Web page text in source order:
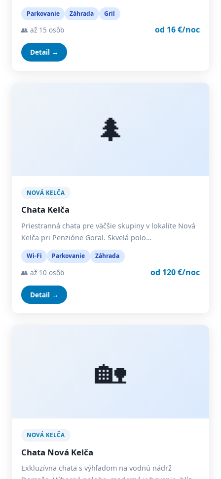
Parkovanie Záhrada Gril
👥 až 15 osôb od 16 €/noc
Detail →
🌲
NOVÁ KELČA
Chata Kelča
Priestranná chata pre väčšie skupiny v lokalite Nová
Kelča pri Penzióne Goral. Skvelá polo…
Wi-Fi Parkovanie Záhrada
👥 až 10 osôb od 120 €/noc
Detail →
🏡
NOVÁ KELČA
Chata Nová Kelča
Exkluzívna chata s výhľadom na vodnú nádrž